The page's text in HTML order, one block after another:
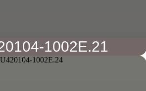
1002E.21